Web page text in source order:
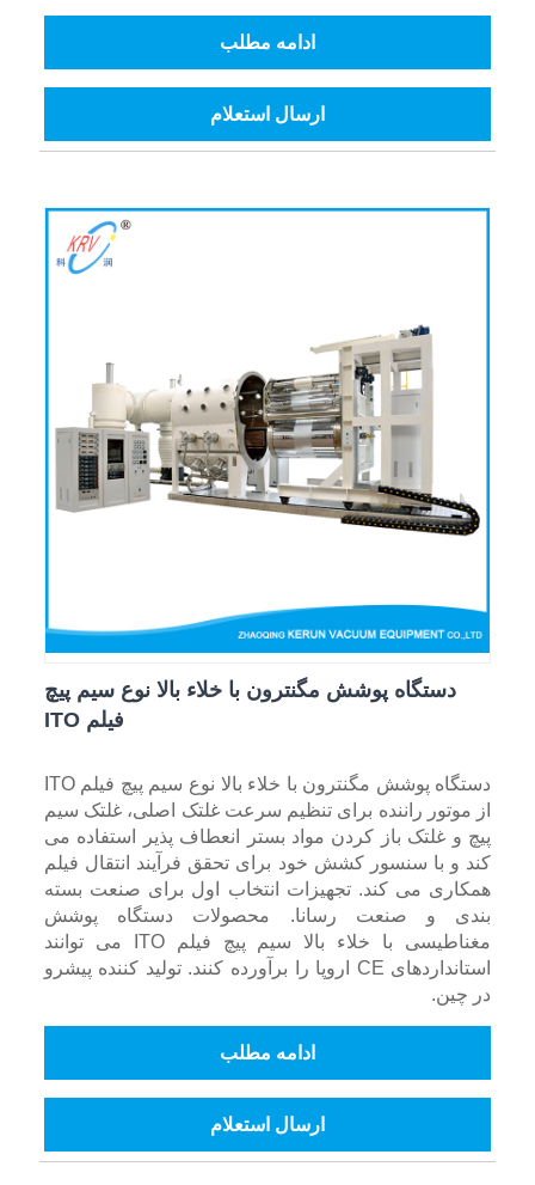
ادامه مطلب
ارسال استعلام
دستگاه پوشش مگنترون با خلاء بالا نوع سیم پیچ
فیلم ITO
دستگاه پوشش مگنترون با خلاء بالا نوع سیم پیچ فیلم ITO
از موتور راننده برای تنظیم سرعت غلتک اصلی، غلتک سیم
پیچ و غلتک باز کردن مواد بستر انعطاف پذیر استفاده می
کند و با سنسور کشش خود برای تحقق فرآیند انتقال فیلم
همکاری می کند. تجهیزات انتخاب اول برای صنعت بسته
بندی و صنعت رسانا. محصولات دستگاه پوشش
مغناطیسی با خلاء بالا سیم پیچ فیلم ITO می توانند
استانداردهای CE اروپا را برآورده کنند. تولید کننده پیشرو
در چین.
ادامه مطلب
ارسال استعلام